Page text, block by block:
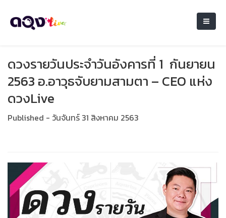
ดวงรายวันประจำวันอังคารที่ 1 กันยายน
2563 อ.อาวุธจับยามสามตา – CEO แห่ง
ดวงLive
Published - วันจันทร์ 31 สิงหาคม 2563